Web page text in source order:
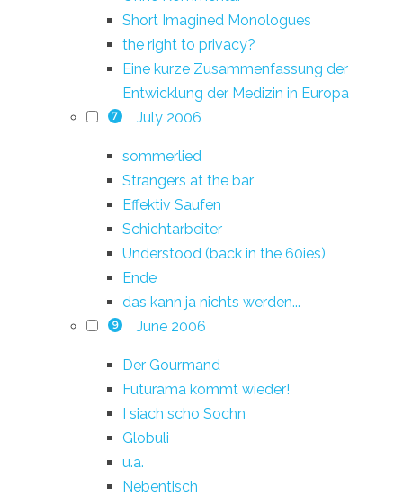
Short Imagined Monologues
the right to privacy?
Eine kurze Zusammenfassung der
Entwicklung der Medizin in Europa
7 July 2006
sommerlied
Strangers at the bar
Effektiv Saufen
Schichtarbeiter
Understood (back in the 60ies)
Ende
das kann ja nichts werden...
9 June 2006
Der Gourmand
Futurama kommt wieder!
I siach scho Sochn
Globuli
u.a.
Nebentisch